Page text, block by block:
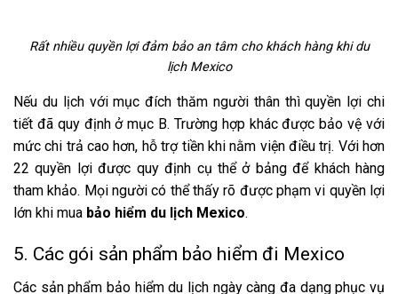
Rất nhiều quyền lợi đảm bảo an tâm cho khách hàng khi du
lịch Mexico
Nếu du lịch với mục đích thăm người thân thì quyền lợi chi
tiết đã quy định ở mục B. Trường hợp khác được bảo vệ với
mức chi trả cao hơn, hỗ trợ tiền khi nằm viện điều trị. Với hơn
22 quyền lợi được quy định cụ thể ở bảng để khách hàng
tham khảo. Mọi người có thể thấy rõ được phạm vi quyền lợi
lớn khi mua bảo hiểm du lịch Mexico.
5. Các gói sản phẩm bảo hiểm đi Mexico
Các sản phẩm bảo hiểm du lịch ngày càng đa dạng phục vụ